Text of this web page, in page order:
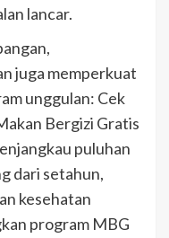
lancar.
juga memperkuat
unggulan: Cek
Bergizi Gratis
puluhan
dari setahun,
kesehatan
program MBG